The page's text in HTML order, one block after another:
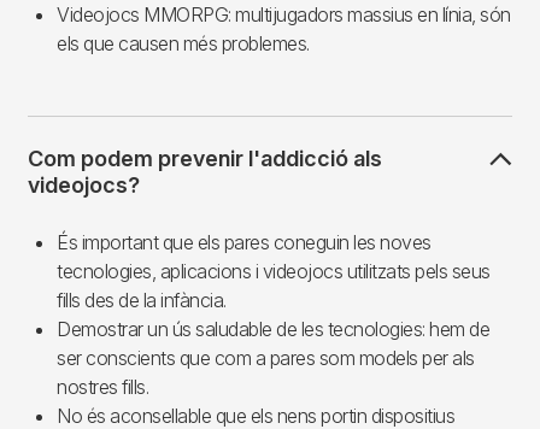
Videojocs MMORPG: multijugadors massius en línia, són
els que causen més problemes.
Com podem prevenir l'addicció als
videojocs?
És important que els pares coneguin les noves
tecnologies, aplicacions i videojocs utilitzats pels seus
fills des de la infància.
Demostrar un ús saludable de les tecnologies: hem de
ser conscients que com a pares som models per als
nostres fills.
No és aconsellable que els nens portin dispositius